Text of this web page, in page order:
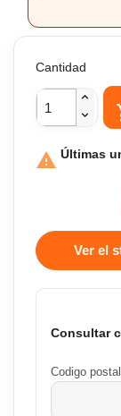
Cantidad
 Últimas
Ver el
Consultar
Codigo postal